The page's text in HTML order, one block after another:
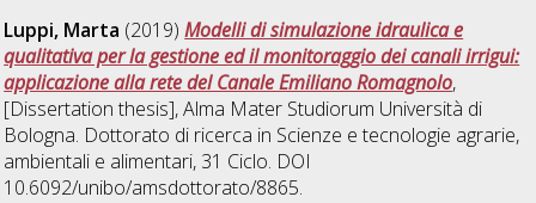
Luppi, Marta (2019)Modelli di simulazione idraulica e
qualitativa per la gestione ed il monitoraggio dei canali irrigui:
applicazione alla rete del Canale Emiliano Romagnolo,
[Dissertation thesis], Alma Mater Studiorum Università di
Bologna. Dottorato di ricerca in Scienze e tecnologie agrarie,
ambientali e alimentari, 31 Ciclo. DOI
10.6092/unibo/amsdottorato/8865.